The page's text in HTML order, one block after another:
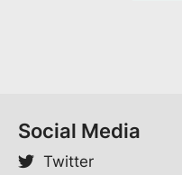
Social Media
Twitter